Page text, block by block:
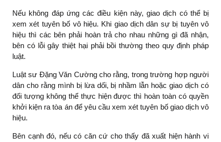
Nếu không đáp ứng các điều kiện này, giao dịch có thể bị
xem xét tuyên bố vô hiệu. Khi giao dịch dân sự bị tuyên vô
hiệu thì các bên phải hoàn trả cho nhau những gì đã nhận,
bên có lỗi gây thiệt hại phải bồi thường theo quy định pháp
luật.
Luật sư Đặng Văn Cường cho rằng, trong trường hợp người
dân cho rằng mình bị lừa dối, bị nhầm lẫn hoặc giao dịch có
đối tượng không thể thực hiện được thì hoàn toàn có quyền
khởi kiện ra tòa án để yêu cầu xem xét tuyên bố giao dịch vô
hiệu.
Bên cạnh đó, nếu có căn cứ cho thấy đã xuất hiện hành vi